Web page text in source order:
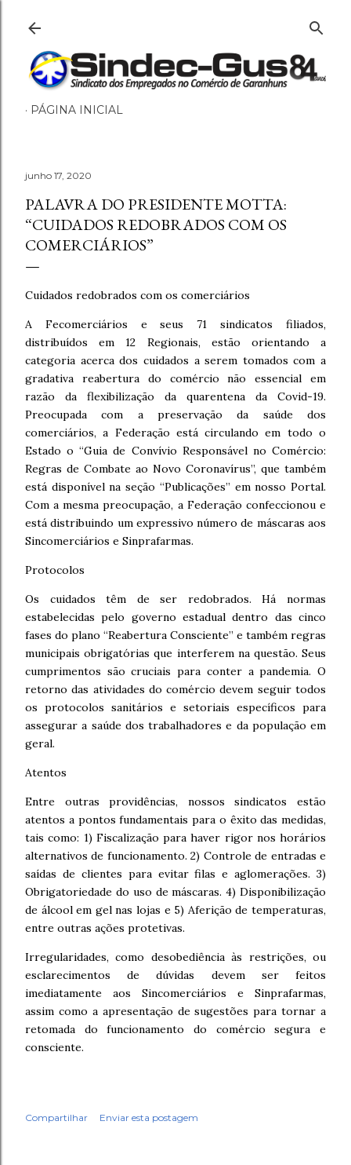
PÁGINA INICIAL
junho 17, 2020
PALAVRA DO PRESIDENTE MOTTA:
“CUIDADOS REDOBRADOS COM OS
COMERCIÁRIOS”
Cuidados redobrados com os comerciários
A Fecomerciários e seus 71 sindicatos filiados,
distribuídos em 12 Regionais, estão orientando a
categoria acerca dos cuidados a serem tomados com a
gradativa reabertura do comércio não essencial em
razão da flexibilização da quarentena da Covid-19.
Preocupada com a preservação da saúde dos
comerciários, a Federação está circulando em todo o
Estado o “Guia de Convívio Responsável no Comércio:
Regras de Combate ao Novo Coronavírus”, que também
está disponível na seção “Publicações” em nosso Portal.
Com a mesma preocupação, a Federação confeccionou e
está distribuindo um expressivo número de máscaras aos
Sincomerciários e Sinprafarmas.
Protocolos
Os cuidados têm de ser redobrados. Há normas
estabelecidas pelo governo estadual dentro das cinco
fases do plano “Reabertura Consciente” e também regras
municipais obrigatórias que interferem na questão. Seus
cumprimentos são cruciais para conter a pandemia. O
retorno das atividades do comércio devem seguir todos
os protocolos sanitários e setoriais específicos para
assegurar a saúde dos trabalhadores e da população em
geral.
Atentos
Entre outras providências, nossos sindicatos estão
atentos a pontos fundamentais para o êxito das medidas,
tais como: 1) Fiscalização para haver rigor nos horários
alternativos de funcionamento. 2) Controle de entradas e
saídas de clientes para evitar filas e aglomerações. 3)
Obrigatoriedade do uso de máscaras. 4) Disponibilização
de álcool em gel nas lojas e 5) Aferição de temperaturas,
entre outras ações protetivas.
Irregularidades, como desobediência às restrições, ou
esclarecimentos de dúvidas devem ser feitos
imediatamente aos Sincomerciários e Sinprafarmas,
assim como a apresentação de sugestões para tornar a
retomada do funcionamento do comércio segura e
consciente.
Compartilhar Enviar esta postagem